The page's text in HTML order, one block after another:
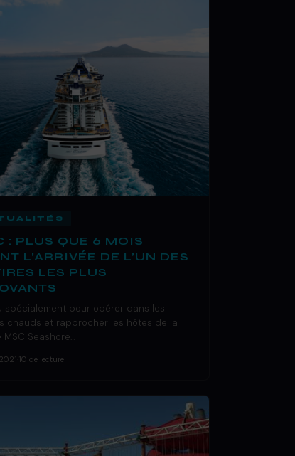
: PLUS QUE 6 MOIS
L’ARRIVÉE DE L’UN DES
LES PLUS
spécialement pour opérer dans les
chauds et rapprocher les hôtes de la
MSC Seashore…
10 de lecture